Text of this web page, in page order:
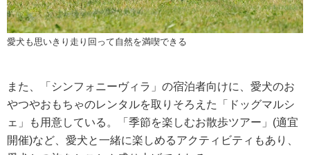
愛犬も思いきり走り回って自然を満喫できる
また、「シンフォニーヴィラ」の宿泊者向けに、愛犬のお
やつやおもちゃのレンタルを取りそろえた「ドッグマルシ
ェ」も用意している。「季節を楽しむお散歩ツアー」(適宜
開催)など、愛犬と一緒に楽しめるアクティビティもあり、